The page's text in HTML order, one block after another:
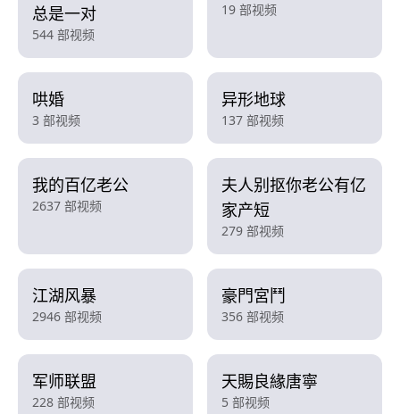
总是一对
544 部视频
19 部视频
哄婚
3 部视频
异形地球
137 部视频
我的百亿老公
2637 部视频
夫人别抠你老公有亿
家产短
279 部视频
江湖风暴
2946 部视频
豪門宮鬥
356 部视频
军师联盟
228 部视频
天賜良緣唐寧
5 部视频